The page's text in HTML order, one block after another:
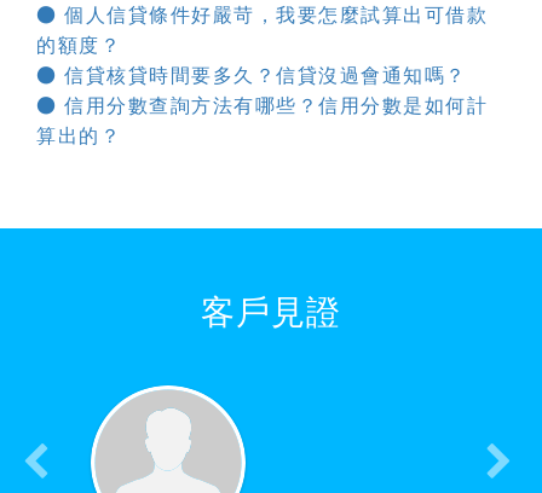
● 個人信貸條件好嚴苛，我要怎麼試算出可借款
的額度？
● 信貸核貸時間要多久？信貸沒過會通知嗎？
● 信用分數查詢方法有哪些？信用分數是如何計
算出的？
客戶見證